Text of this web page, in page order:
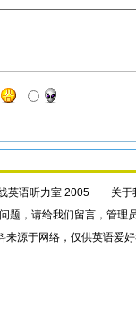
英语听力室 2005 关于
题，请给我们留言，管理
来源于网络，仅供英语爱